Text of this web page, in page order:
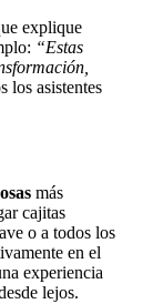
explique
“Estas
los asistentes
más
cajitas
o a todos los
en el
experiencia
lejos.